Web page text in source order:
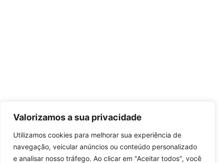
Valorizamos a sua privacidade
Utilizamos cookies para melhorar sua experiência de
navegação, veicular anúncios ou conteúdo personalizado
e analisar nosso tráfego. Ao clicar em "Aceitar todos", você